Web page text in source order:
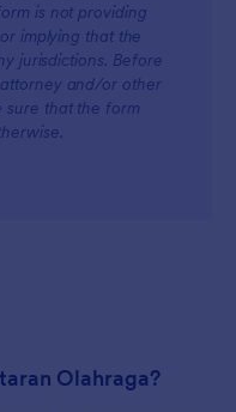
is not providing
implying that the
jurisdictions. Before
and/or other
sure that the form
Olahraga?